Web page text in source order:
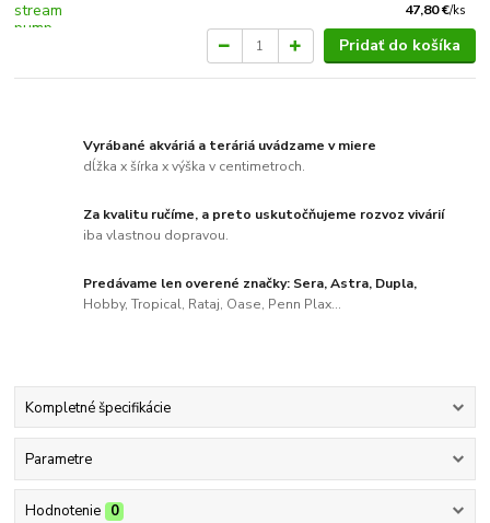
47,80 €/ks
Pridať do košíka
Vyrábané akváriá a teráriá uvádzame v miere
dĺžka x šírka x výška v centimetroch.
Za kvalitu ručíme, a preto uskutočňujeme rozvoz vivárií
iba vlastnou dopravou.
Predávame len overené značky: Sera, Astra, Dupla,
Hobby, Tropical, Rataj, Oase, Penn Plax...
Kompletné špecifikácie
Parametre
Hodnotenie 0